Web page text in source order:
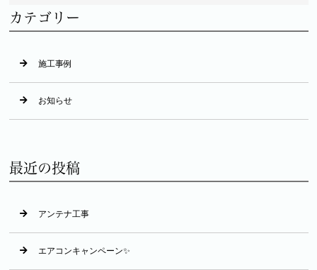
カテゴリー
施工事例
お知らせ
最近の投稿
アンテナ工事
エアコンキャンペーン✨